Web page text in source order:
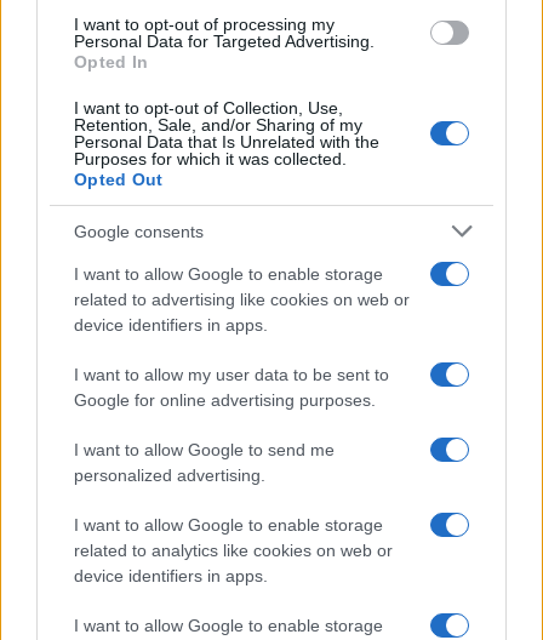
I want to opt-out of processing my
Personal Data for Targeted Advertising.
Opted In
I want to opt-out of Collection, Use,
Retention, Sale, and/or Sharing of my
Personal Data that Is Unrelated with the
Purposes for which it was collected.
Opted Out
Google consents
I want to allow Google to enable storage
related to advertising like cookies on web or
device identifiers in apps.
I want to allow my user data to be sent to
Google for online advertising purposes.
I want to allow Google to send me
personalized advertising.
I want to allow Google to enable storage
related to analytics like cookies on web or
device identifiers in apps.
I want to allow Google to enable storage
Ripensare le tecnologie umanitarie oltre i criteri dei
donatori
B2B NEWS
Acquisizione Fincantieri-WSense: i fondatori restano
e rimettono capitale
Linda Pellegrini · 7 Lug 2026
B2B NEWS